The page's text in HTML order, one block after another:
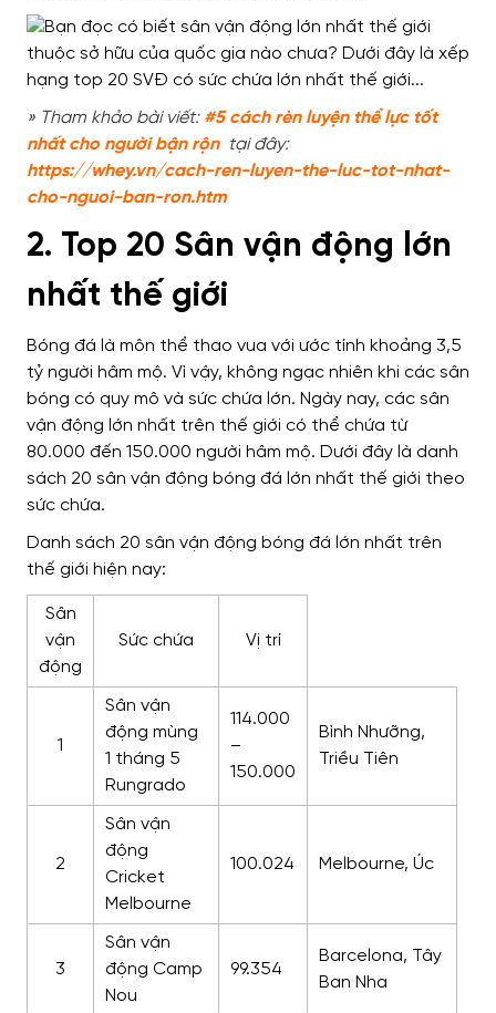
» Tham khảo bài viết: #5 cách rèn luyện thể lực tốt
nhất cho người bận rộn tại đây:
https://whey.vn/cach-ren-luyen-the-luc-tot-nhat-
cho-nguoi-ban-ron.htm
2. Top 20 Sân vận động lớn
nhất thế giới
Bóng đá là môn thể thao vua với ước tính khoảng 3,5
tỷ người hâm mộ. Vì vậy, không ngạc nhiên khi các sân
bóng có quy mô và sức chứa lớn. Ngày nay, các sân
vận động lớn nhất trên thế giới có thể chứa từ
80.000 đến 150.000 người hâm mộ. Dưới đây là danh
sách 20 sân vận động bóng đá lớn nhất thế giới theo
sức chứa.
Danh sách 20 sân vận động bóng đá lớn nhất trên
thế giới hiện nay:
Sân
vận
động
Sức chứa Vị trí
1
Sân vận
động mùng
1 tháng 5
Rungrado
114.000
–
150.000
Bình Nhưỡng,
Triều Tiên
2
Sân vận
động
Cricket
Melbourne
100.024 Melbourne, Úc
3
Sân vận
động Camp
Nou
99.354
Barcelona, Tây
Ban Nha